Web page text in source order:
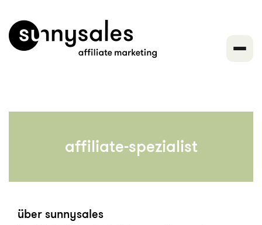
affiliate-spezialist
über sunnysales